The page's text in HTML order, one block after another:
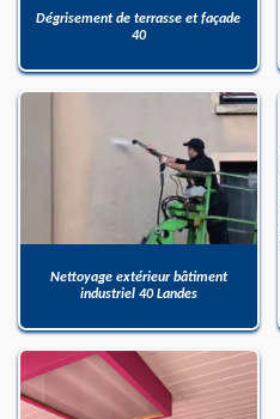
Dégrisement de terrasse et façade
40
Nettoyage extérieur bâtiment
industriel 40 Landes